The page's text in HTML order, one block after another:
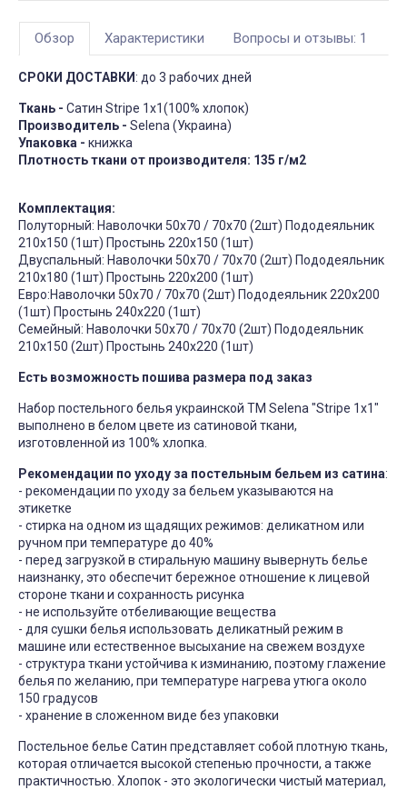
Обзор Характеристики Вопросы и отзывы: 1
СРОКИ ДОСТАВКИ: до 3 рабочих дней
Ткань - Сатин Stripe 1х1(100% хлопок)
Производитель - Selena (Украина)
Упаковка - книжка
Плотность ткани от производителя: 135 г/м2
Комплектация:
Полуторный: Наволочки 50х70 / 70х70 (2шт) Пододеяльник
210х150 (1шт) Простынь 220х150 (1шт)
Двуспальный: Наволочки 50х70 / 70х70 (2шт) Пододеяльник
210х180 (1шт) Простынь 220х200 (1шт)
Евро:Наволочки 50х70 / 70х70 (2шт) Пододеяльник 220х200
(1шт) Простынь 240х220 (1шт)
Семейный: Наволочки 50х70 / 70х70 (2шт) Пододеяльник
210х150 (2шт) Простынь 240х220 (1шт)
Есть возможность пошива размера под заказ
Набор постельного белья украинской ТМ Selena "Stripe 1х1"
выполнено в белом цвете из сатиновой ткани,
изготовленной из 100% хлопка.
Рекомендации по уходу за постельным бельем из сатина:
- рекомендации по уходу за бельем указываются на
этикетке
- стирка на одном из щадящих режимов: деликатном или
ручном при температуре до 40%
- перед загрузкой в стиральную машину вывернуть белье
наизнанку, это обеспечит бережное отношение к лицевой
стороне ткани и сохранность рисунка
- не используйте отбеливающие вещества
- для сушки белья использовать деликатный режим в
машине или естественное высыхание на свежем воздухе
- структура ткани устойчива к изминанию, поэтому глажение
белья по желанию, при температуре нагрева утюга около
150 градусов
- хранение в сложенном виде без упаковки
Постельное белье Сатин представляет собой плотную ткань,
которая отличается высокой степенью прочности, а также
практичностью. Хлопок - это экологически чистый материал,